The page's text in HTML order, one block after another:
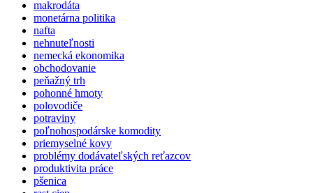
makrodáta
monetárna politika
nafta
nehnuteľnosti
nemecká ekonomika
obchodovanie
peňažný trh
pohonné hmoty
polovodiče
potraviny
poľnohospodárske komodity
priemyselné kovy
problémy dodávateľských reťazcov
produktivita práce
pšenica